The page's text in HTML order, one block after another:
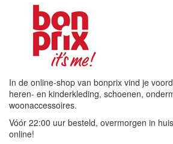
In de online-shop van bonprix vind je
heren- en kinderkleding, schoenen,
woonaccessoires.
Vóór 22:00 uur besteld, overmorgen in
online!